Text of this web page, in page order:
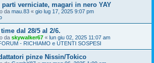
verniciate, magari in nero YAY
da mau.83 « gio lug 17, 2025 9:07 pm
dal 28/5 al 2/6.
da skywalker67 « lun giu 02, 2025 11:07 am
- RICHIAMO e UTENTI SOSPESI
pinze Nissin/Tokico